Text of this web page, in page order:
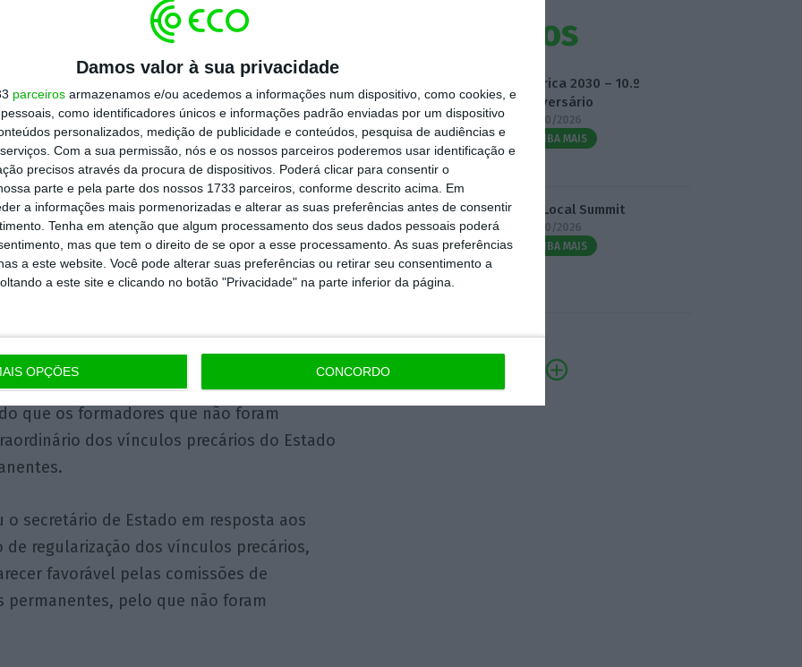
Damos valor à sua privacidade
parceiros armazenamos e/ou acedemos a informações num dispositivo, como cookies, e
como identificadores únicos e informações padrão enviadas por um dispositivo
personalizados, medição de publicidade e conteúdos, pesquisa de audiências e
Com a sua permissão, nós e os nossos parceiros poderemos usar identificação e
precisos através da procura de dispositivos. Poderá clicar para consentir o
parte e pela parte dos nossos 1733 parceiros, conforme descrito acima. Em
a informações mais pormenorizadas e alterar as suas preferências antes de consentir
Tenha em atenção que algum processamento dos seus dados pessoais poderá
mas que tem o direito de se opor a esse processamento. As suas preferências
a este website. Você pode alterar suas preferências ou retirar seu consentimento a
a este site e clicando no botão "Privacidade" na parte inferior da página.
OPÇÕES CONCORDO
“a acompanhar a luta destes
tem de ser dado pelo Estado”.
o secretário de Estado do Trabalho,
sobre o assunto, a pedido do BE, mas
“não foram satisfatórias”. “Continua a
do que são necessidades permanentes”,
existido esse reconhecimento cabal por
o Prevpap, então tem de haver uma
de trabalho que foi dado a cerca de
Pires.
secretário de Estado do Trabalho rejeitou
que os formadores que não foram
dos vínculos precários do Estado
o secretário de Estado em resposta aos
regularização dos vínculos precários,
favorável pelas comissões de
permanentes, pelo que não foram
Eventos
Fábrica 2030 – 10.º
Aniversário
14/10/2026
SAIBA MAIS
3.º Local Summit
07/10/2026
SAIBA MAIS